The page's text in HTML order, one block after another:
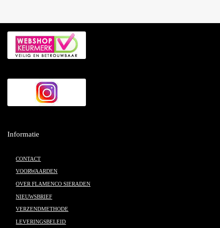
Informatie
CONTACT
VOORWAARDEN
OVER FLAMENCO SIERADEN
NIEUWSBRIEF
VERZENDMETHODE
LEVERINGSBELEID